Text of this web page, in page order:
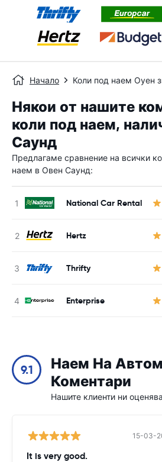
Начало Коли под наем Оуен
Някои от нашите
коли под наем,
Саунд
Предлагаме сравнение на всички
наем в Овен Саунд:
National Car Rental
Hertz
Thrifty
Enterprise
9.1
Наем На
Коментари
Нашите клиенти ни
15-03-
It is very good.